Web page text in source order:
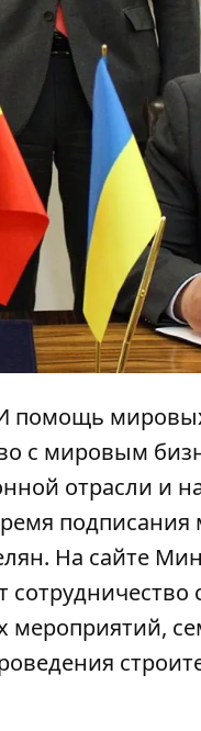
помощь
с мировым
отрасли и
На сайте